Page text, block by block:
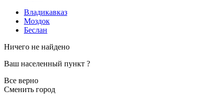
Владикавказ
Моздок
Беслан
Ничего не найдено
Ваш населенный пункт ?
Все верно
Сменить город